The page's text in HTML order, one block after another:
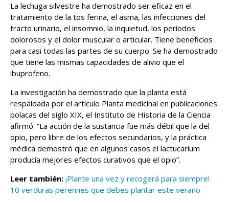
La lechuga silvestre ha demostrado ser eficaz en el
tratamiento de la tos ferina, el asma, las infecciones del
tracto urinario, el insomnio, la inquietud, los períodos
dolorosos y el dolor muscular o articular. Tiene beneficios
para casi todas las partes de su cuerpo. Se ha demostrado
que tiene las mismas capacidades de alivio que el
ibuprofeno.
La investigación ha demostrado que la planta está
respaldada por el artículo Planta medicinal en publicaciones
polacas del siglo XIX, el Instituto de Historia de la Ciencia
afirmó: “La acción de la sustancia fue más débil que la del
opio, pero libre de los efectos secundarios, y la práctica
médica demostró que en algunos casos el lactucarium
producía mejores efectos curativos que el opio”.
Leer también: ¡Plante una vez y recogerá para siempre!
10 verduras perennes que debes plantar este verano